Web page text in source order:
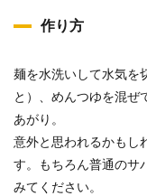
作り方
麺を水洗いして水気を
と）、めんつゆを混ぜ
あがり。
意外と思われるかもし
す。もちろん普通のサ
みてください。